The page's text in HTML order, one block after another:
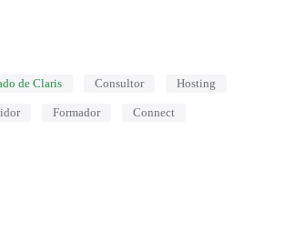
de Claris Consultor Hosting
Formador Connect